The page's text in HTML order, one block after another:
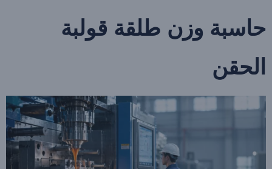
حاسبة وزن طلقة قولبة
الحقن